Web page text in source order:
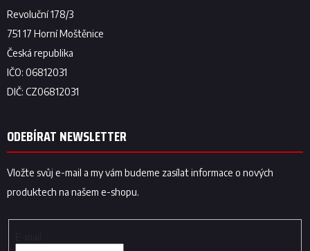
ODEBÍRAT NEWSLETTER
Vložte svůj e-mail a my vám budeme zasílat informace o nových
produktech na našem e-shopu.